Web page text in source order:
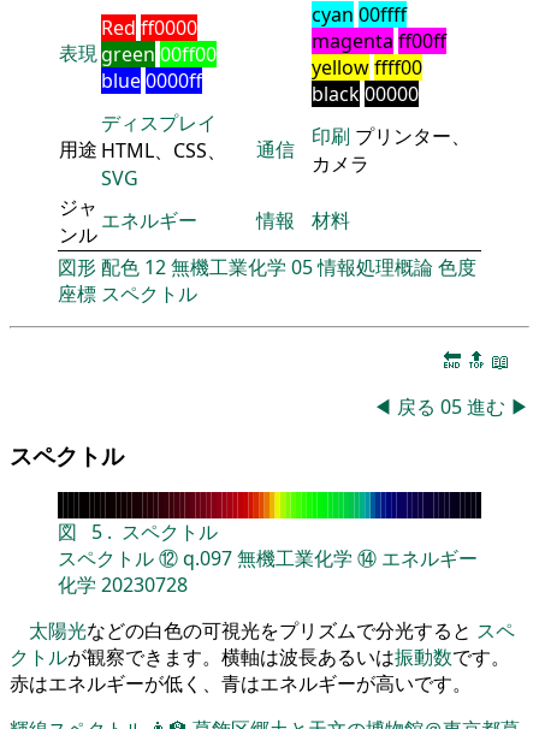
表現
Red ff0000
green 00ff00
blue0000ff
cyan 00ffff
magenta ff00ff
yellowffff00
black00000
用途
ディスプレイ
HTML、CSS、
SVG
通信 印刷 プリンター、
カメラ
ジャ
ンル
エネルギー 情報
材料
図形配色 12無機工業化学 05情報処理概論色度
座標 スペクトル
🔚 🔝 📖
◀ 戻る 05進む ▶
スペクトル
図 5 . スペクトル
スペクトル⑫q.097無機工業化学 ⑭ エネルギー
化学 20230728
太陽光などの白色の可視光をプリズムで分光すると スペ
クトルが観察できます。横軸は波長あるいは振動数です。
赤はエネルギーが低く、青はエネルギーが高いです。